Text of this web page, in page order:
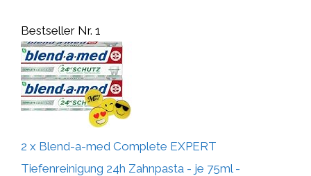
Bestseller Nr. 1
2 x Blend-a-med Complete EXPERT
Tiefenreinigung 24h Zahnpasta - je 75ml -